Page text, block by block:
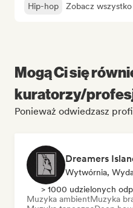
Hip-hop
Zobacz wszystko
Mogą Ci się
kuratorzy/
Ponieważ odwiedzasz
Dreamers
Wytwórnia,
> 1000 udzielonych
Muzyka ambientMuzyka